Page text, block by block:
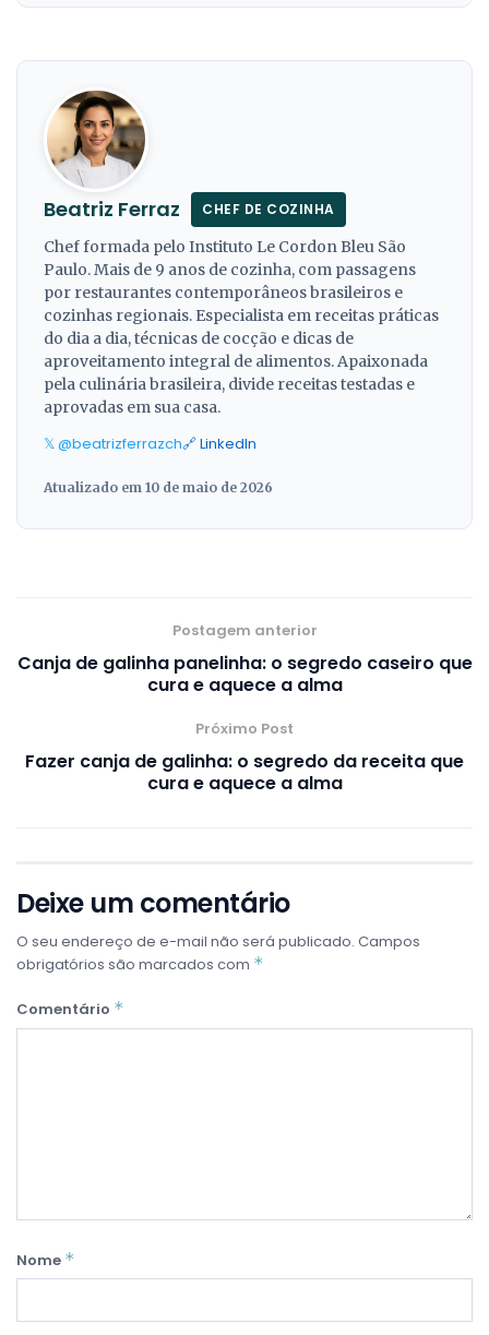
Beatriz Ferraz CHEF DE COZINHA
Chef formada pelo Instituto Le Cordon Bleu São
Paulo. Mais de 9 anos de cozinha, com passagens
por restaurantes contemporâneos brasileiros e
cozinhas regionais. Especialista em receitas práticas
do dia a dia, técnicas de cocção e dicas de
aproveitamento integral de alimentos. Apaixonada
pela culinária brasileira, divide receitas testadas e
aprovadas em sua casa.
𝕏 @beatrizferrazch🔗 LinkedIn
Atualizado em 10 de maio de 2026
Postagem anterior
Canja de galinha panelinha: o segredo caseiro que
cura e aquece a alma
Próximo Post
Fazer canja de galinha: o segredo da receita que
cura e aquece a alma
Deixe um comentário
O seu endereço de e-mail não será publicado. Campos
obrigatórios são marcados com *
Comentário *
Nome *